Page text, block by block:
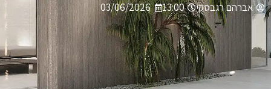
אברהם רגבסקי 13:00
03/06/2026